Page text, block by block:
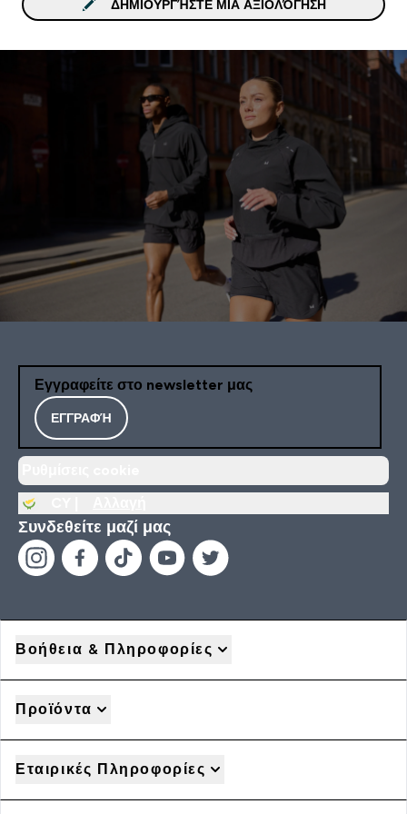
ΔΗΜΙΟΥΡΓΉΣΤΕ ΜΙΑ ΑΞΙΟΛΌΓΗΣΗ
Εγγραφείτε στο newsletter μας
ΕΓΓΡΑΦΉ
Συνδεθείτε μαζί μας
Βοήθεια & Πληροφορίες
Προϊόντα
Εταιρικές Πληροφορίες